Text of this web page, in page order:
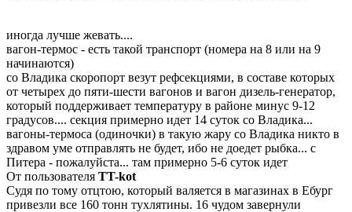
иногда лучше жевать....
вагон-термос - есть такой транспорт (номера на 8 или на 9
начинаются)
со Владика скоропорт везут рефсекциями, в составе которых
от четырех до пяти-шести вагонов и вагон дизель-генератор,
который поддерживает температуру в районе минус 9-12
градусов.... секция примерно идет 14 суток со Владика...
вагоны-термоса (одиночки) в такую жару со Владика никто в
здравом уме отправлять не будет, ибо не доедет рыбка... с
Питера - пожалуйста... там примерно 5-6 суток идет
От пользователя TT-kot
Судя по тому отцтою, который валяется в магазинах в Ебург
привезли все 160 тонн тухлятины. 16 чудом завернули